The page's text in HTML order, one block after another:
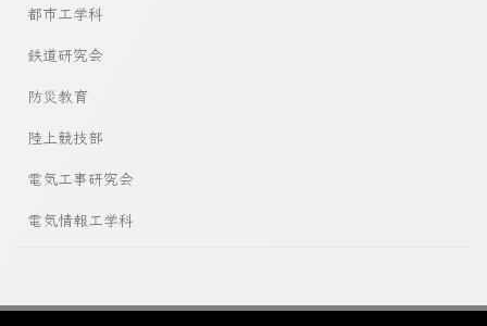
都市工学科
鉄道研究会
防災教育
陸上競技部
電気工事研究会
電気情報工学科